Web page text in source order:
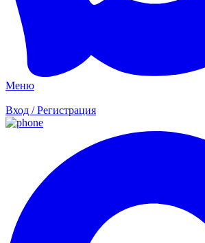
Меню
Вход / Регистрация